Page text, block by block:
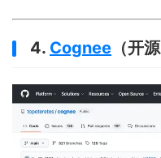
4. Cognee （开